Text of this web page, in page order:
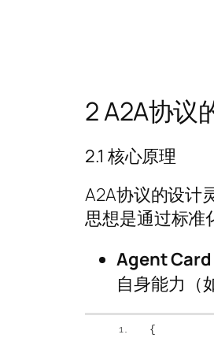
2 A2A协议
2.1 核心原理
A2A协议的设计
思想是通过标准
Agent Card
自身能力（
{